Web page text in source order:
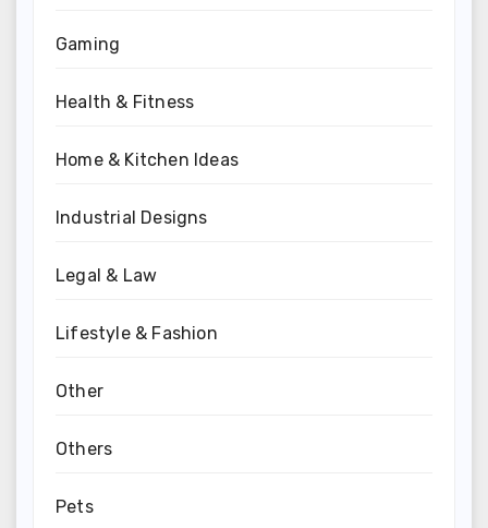
Gaming
Health & Fitness
Home & Kitchen Ideas
Industrial Designs
Legal & Law
Lifestyle & Fashion
Other
Others
Pets